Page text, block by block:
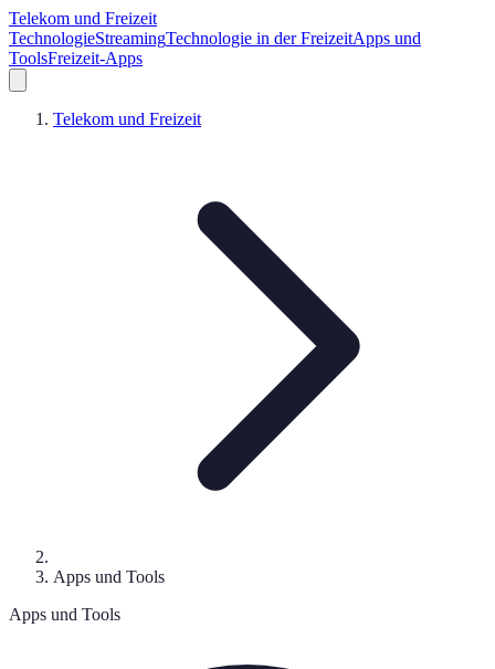
Telekom und Freizeit
TechnologieStreamingTechnologie in der FreizeitApps und
ToolsFreizeit-Apps
Telekom und Freizeit
Apps und Tools
Apps und Tools